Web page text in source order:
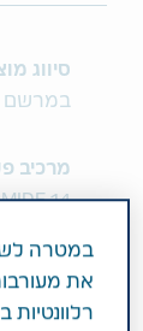
סיווג
במרשם
מרכיב
14 MG TERIFLUNOMIDE
במטרה
את